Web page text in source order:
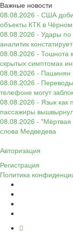
Важные новости
08.08.2026 - США
объекты КТК в
08.08.2026 - Удары
аналитик
08.08.2026 - Тошнота
скрытых симптомах
08.08.2026 -
08.08.2026 -
телефоне могут
08.08.2026 - Язык как
пассажиры
08.08.2026 -
слова Медведева
Авторизация
Регистрация
Политика